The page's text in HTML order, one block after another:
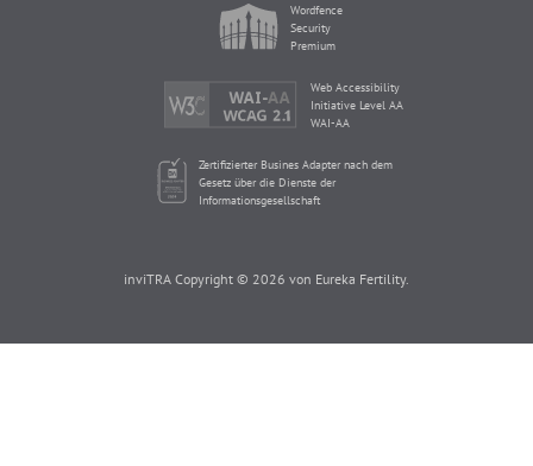
Wordfence
Security
Premium
Web Accessibility
Initiative Level AA
WAI-AA
Zertifizierter Busines Adapter nach dem
Gesetz über die Dienste der
Informationsgesellschaft
inviTRA Copyright © 2026 von Eureka Fertility.